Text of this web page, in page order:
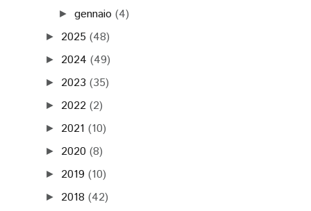
►gennaio (4)
► 2025 (48)
► 2024 (49)
► 2023 (35)
► 2022 (2)
► 2021 (10)
► 2020 (8)
► 2019 (10)
► 2018 (42)